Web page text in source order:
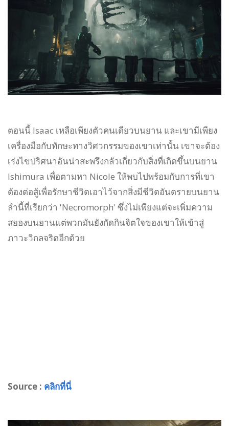
ตอนนี้ Isaac เหลือเพียงตัวคนเดียวบนยาน และเขามีเพียง
เครื่องมือกับทักษะทางวิศวกรรมของเขาเท่านั้น เขาจะต้อง
เร่งไขปริศนาอันน่าสะพรึงกลัวเกี่ยวกับสิ่งที่เกิดขึ้นบนยาน
Ishimura เพื่อตามหา Nicole ให้พบไปพร้อมกับการที่เขา
ต้องต่อสู้เพื่อรักษาชีวิตเอาไว้จากสิ่งมีชีวิตอันตรายบนยาน
ลำนี้ที่เรียกว่า 'Necromorph' ซึ่งไม่เพียงแต่จะเพิ่มความ
สยองบนยานแต่พวกมันยังกัดกินจิตใจของเขาให้เข้าสู่
ภาวะวิกลจริตอีกด้วย
Source : คลิกที่นี่